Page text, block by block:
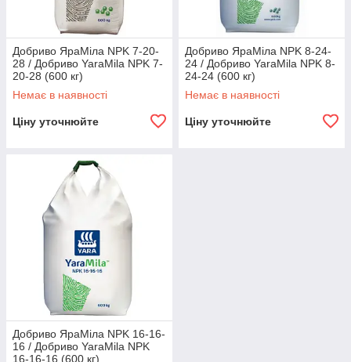
Добриво ЯраМіла NPK 7-20-
28 / Добриво YaraMila NPK 7-
20-28 (600 кг)
Немає в наявності
Ціну уточнюйте
Добриво ЯраМіла NPK 8-24-
24 / Добриво YaraMila NPK 8-
24-24 (600 кг)
Немає в наявності
Ціну уточнюйте
Добриво ЯраМіла NPK 16-16-
16 / Добриво YaraMila NPK
16-16-16 (600 кг)